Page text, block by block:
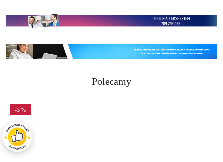
Pomiń karuzelę produktów
Produkty
Polecamy
-5%